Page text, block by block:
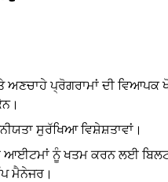
ਪ੍ਰੋਗਰਾਮਾਂ ਦੀ ਵਿਆਪਕ
ਸੁਰੱਖਿਆ ਵਿਸ਼ੇਸ਼ਤਾਵਾਂ।
ਆਈਟਮਾਂ ਨੂੰ ਖਤਮ ਕਰਨ ਲਈ
ਮੈਨੇਜਰ।